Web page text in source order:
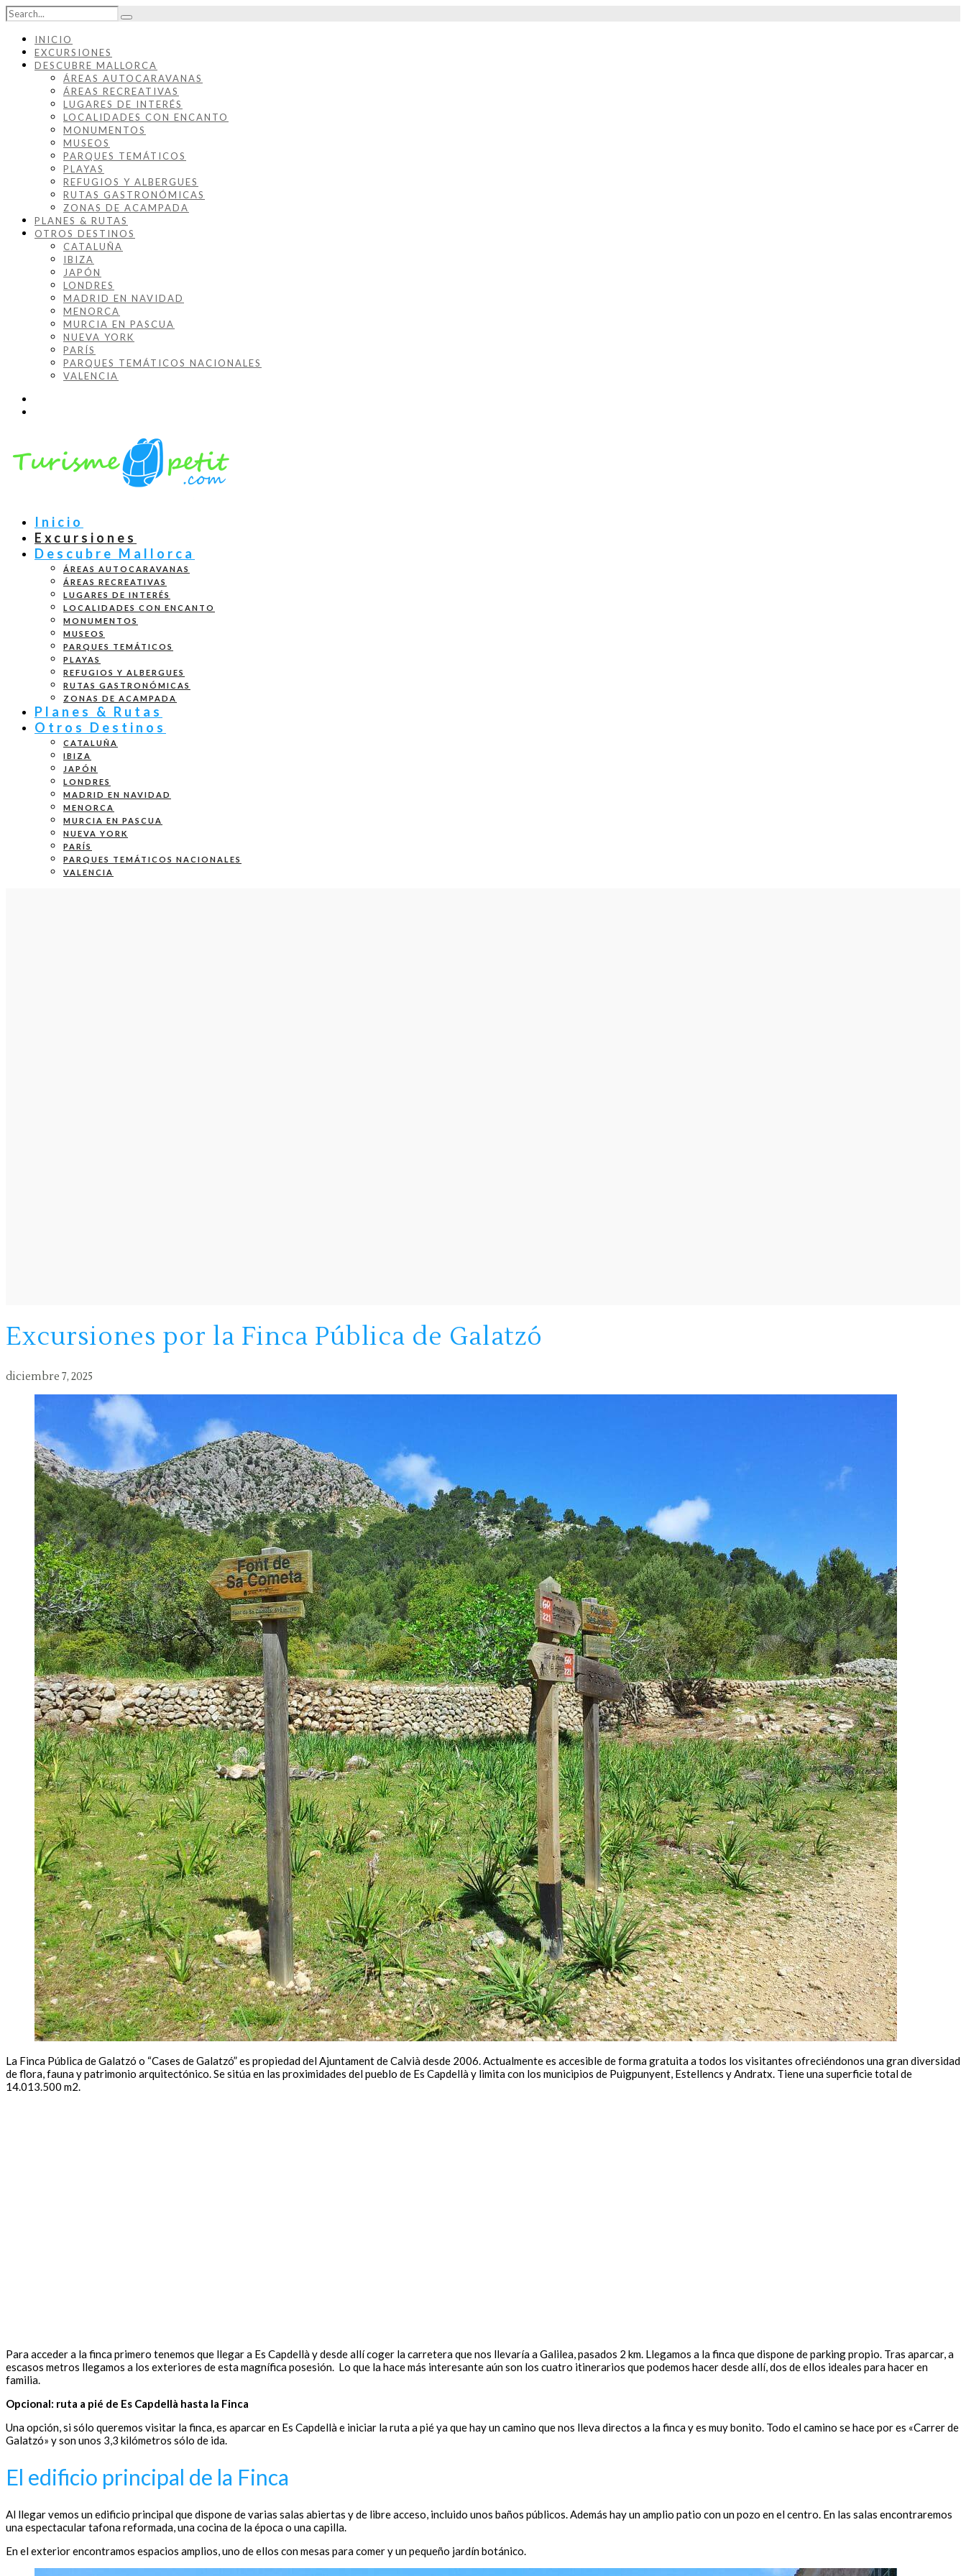
INICIO
EXCURSIONES
DESCUBRE MALLORCA
ÁREAS AUTOCARAVANAS
ÁREAS RECREATIVAS
LUGARES DE INTERÉS
LOCALIDADES CON ENCANTO
MONUMENTOS
MUSEOS
PARQUES TEMÁTICOS
PLAYAS
REFUGIOS Y ALBERGUES
RUTAS GASTRONÓMICAS
ZONAS DE ACAMPADA
PLANES & RUTAS
OTROS DESTINOS
CATALUÑA
IBIZA
JAPÓN
LONDRES
MADRID EN NAVIDAD
MENORCA
MURCIA EN PASCUA
NUEVA YORK
PARÍS
PARQUES TEMÁTICOS NACIONALES
VALENCIA
Inicio
Excursiones
Descubre Mallorca
ÁREAS AUTOCARAVANAS
ÁREAS RECREATIVAS
LUGARES DE INTERÉS
LOCALIDADES CON ENCANTO
MONUMENTOS
MUSEOS
PARQUES TEMÁTICOS
PLAYAS
REFUGIOS Y ALBERGUES
RUTAS GASTRONÓMICAS
ZONAS DE ACAMPADA
Planes & Rutas
Otros Destinos
CATALUÑA
IBIZA
JAPÓN
LONDRES
MADRID EN NAVIDAD
MENORCA
MURCIA EN PASCUA
NUEVA YORK
PARÍS
PARQUES TEMÁTICOS NACIONALES
VALENCIA
Excursiones por la Finca Pública de Galatzó
diciembre 7, 2025
La Finca Pública de Galatzó o “Cases de Galatzó” es propiedad del Ajuntament de Calvià desde 2006. Actualmente es accesible de forma gratuita a todos los visitantes ofreciéndonos una gran diversidad
de flora, fauna y patrimonio arquitectónico. Se sitúa en las proximidades del pueblo de Es Capdellà y limita con los municipios de Puigpunyent, Estellencs y Andratx. Tiene una superficie total de
14.013.500 m2.
Para acceder a la finca primero tenemos que llegar a Es Capdellà y desde allí coger la carretera que nos llevaría a Galilea, pasados 2 km. Llegamos a la finca que dispone de parking propio. Tras aparcar, a
escasos metros llegamos a los exteriores de esta magnífica posesión. Lo que la hace más interesante aún son los cuatro itinerarios que podemos hacer desde allí, dos de ellos ideales para hacer en
familia.
Opcional: ruta a pié de Es Capdellà hasta la Finca
Una opción, si sólo queremos visitar la finca, es aparcar en Es Capdellà e iniciar la ruta a pié ya que hay un camino que nos lleva directos a la finca y es muy bonito. Todo el camino se hace por es «Carrer de
Galatzó» y son unos 3,3 kilómetros sólo de ida.
El edificio principal de la Finca
Al llegar vemos un edificio principal que dispone de varias salas abiertas y de libre acceso, incluido unos baños públicos. Además hay un amplio patio con un pozo en el centro. En las salas encontraremos
una espectacular tafona reformada, una cocina de la época o una capilla.
En el exterior encontramos espacios amplios, uno de ellos con mesas para comer y un pequeño jardín botánico.